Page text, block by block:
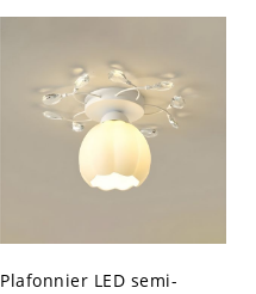
Plafonnier LED semi-